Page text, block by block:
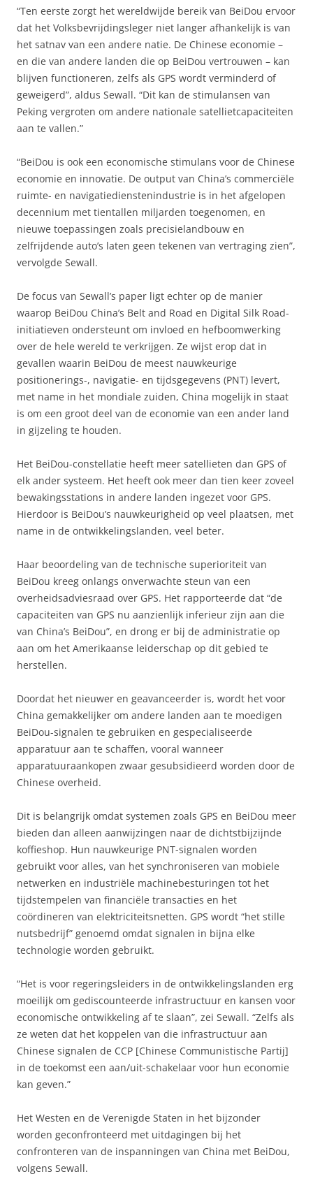
“Ten eerste zorgt het wereldwijde bereik van BeiDou ervoor
dat het Volksbevrijdingsleger niet langer afhankelijk is van
het satnav van een andere natie. De Chinese economie –
en die van andere landen die op BeiDou vertrouwen – kan
blijven functioneren, zelfs als GPS wordt verminderd of
geweigerd”, aldus Sewall. “Dit kan de stimulansen van
Peking vergroten om andere nationale satellietcapaciteiten
aan te vallen.”
“BeiDou is ook een economische stimulans voor de Chinese
economie en innovatie. De output van China’s commerciële
ruimte- en navigatiedienstenindustrie is in het afgelopen
decennium met tientallen miljarden toegenomen, en
nieuwe toepassingen zoals precisielandbouw en
zelfrijdende auto’s laten geen tekenen van vertraging zien”,
vervolgde Sewall.
De focus van Sewall’s paper ligt echter op de manier
waarop BeiDou China’s Belt and Road en Digital Silk Road-
initiatieven ondersteunt om invloed en hefboomwerking
over de hele wereld te verkrijgen. Ze wijst erop dat in
gevallen waarin BeiDou de meest nauwkeurige
positionerings-, navigatie- en tijdsgegevens (PNT) levert,
met name in het mondiale zuiden, China mogelijk in staat
is om een groot deel van de economie van een ander land
in gijzeling te houden.
Het BeiDou-constellatie heeft meer satellieten dan GPS of
elk ander systeem. Het heeft ook meer dan tien keer zoveel
bewakingsstations in andere landen ingezet voor GPS.
Hierdoor is BeiDou’s nauwkeurigheid op veel plaatsen, met
name in de ontwikkelingslanden, veel beter.
Haar beoordeling van de technische superioriteit van
BeiDou kreeg onlangs onverwachte steun van een
overheidsadviesraad over GPS. Het rapporteerde dat “de
capaciteiten van GPS nu aanzienlijk inferieur zijn aan die
van China’s BeiDou”, en drong er bij de administratie op
aan om het Amerikaanse leiderschap op dit gebied te
herstellen.
Doordat het nieuwer en geavanceerder is, wordt het voor
China gemakkelijker om andere landen aan te moedigen
BeiDou-signalen te gebruiken en gespecialiseerde
apparatuur aan te schaffen, vooral wanneer
apparatuuraankopen zwaar gesubsidieerd worden door de
Chinese overheid.
Dit is belangrijk omdat systemen zoals GPS en BeiDou meer
bieden dan alleen aanwijzingen naar de dichtstbijzijnde
koffieshop. Hun nauwkeurige PNT-signalen worden
gebruikt voor alles, van het synchroniseren van mobiele
netwerken en industriële machinebesturingen tot het
tijdstempelen van financiële transacties en het
coördineren van elektriciteitsnetten. GPS wordt “het stille
nutsbedrijf” genoemd omdat signalen in bijna elke
technologie worden gebruikt.
“Het is voor regeringsleiders in de ontwikkelingslanden erg
moeilijk om gediscounteerde infrastructuur en kansen voor
economische ontwikkeling af te slaan”, zei Sewall. “Zelfs als
ze weten dat het koppelen van die infrastructuur aan
Chinese signalen de CCP [Chinese Communistische Partij]
in de toekomst een aan/uit-schakelaar voor hun economie
kan geven.”
Het Westen en de Verenigde Staten in het bijzonder
worden geconfronteerd met uitdagingen bij het
confronteren van de inspanningen van China met BeiDou,
volgens Sewall.